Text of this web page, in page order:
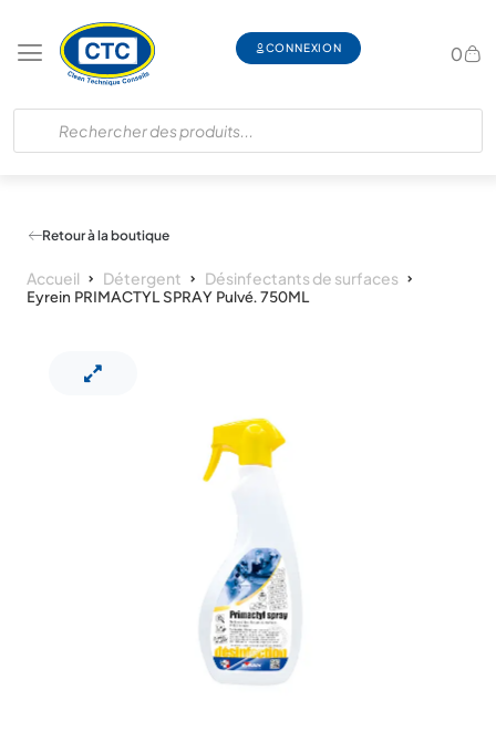
CONNEXION 0
Retour à la boutique
Accueil Détergent Désinfectants de surfaces
Eyrein PRIMACTYL SPRAY Pulvé. 750ML